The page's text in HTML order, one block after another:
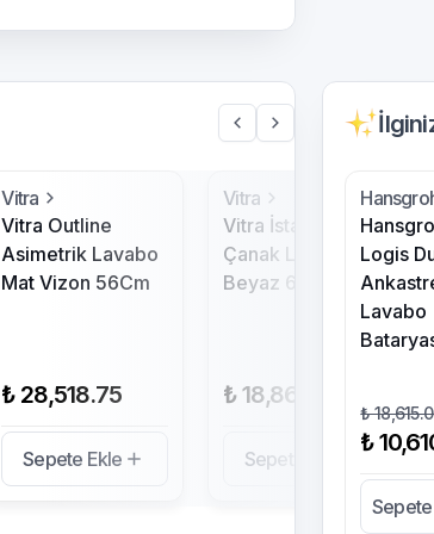
Vitra
Vitra Outline
Asimetrik Lavabo
Mat Vizon 56Cm
₺ 28,518.75
Sepete Ekle
Vitra
Vitra İstanbul
Çanak Lavabo
Beyaz 60Cm
₺ 18,860.40
Sepete Ekle
Logis
Lavabo
₺
₺